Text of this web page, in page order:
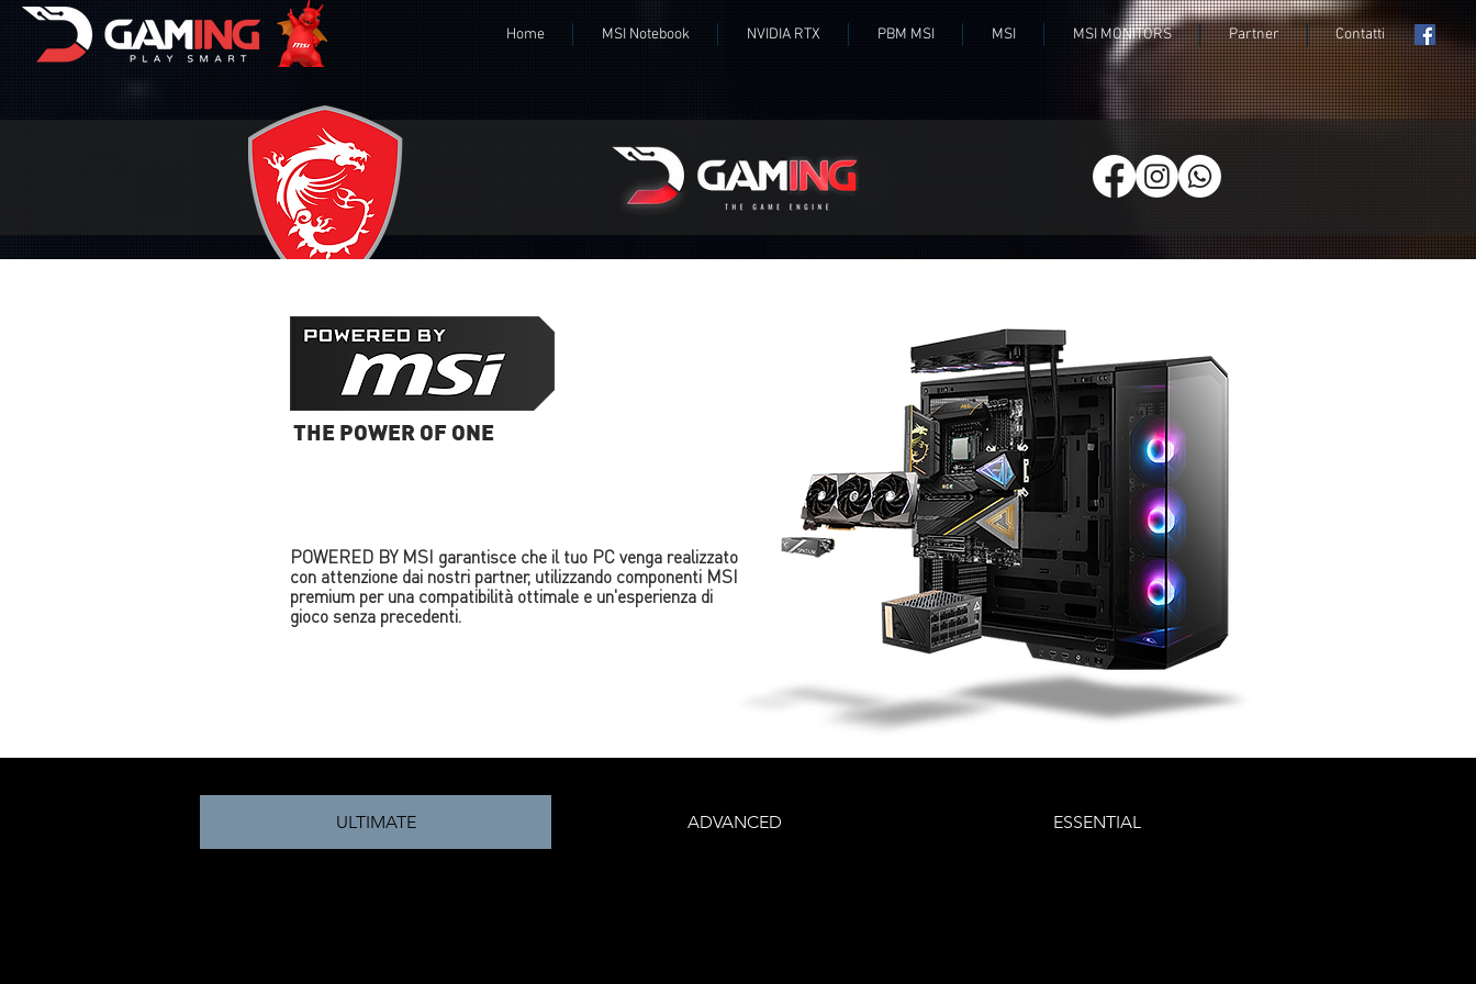
Home MSI Notebook NVIDIA RTX PBM MSI MSI MSI MONITORS Partner Contatti
POWERED BY MSI garantisce che il tuo PC venga realizzato
con attenzione dai nostri partner, utilizzando componenti MSI
premium per una compatibilità ottimale e un'esperienza di
gioco senza precedenti.
THE POWER OF ONE
ULTIMATE ADVANCED ESSENTIAL